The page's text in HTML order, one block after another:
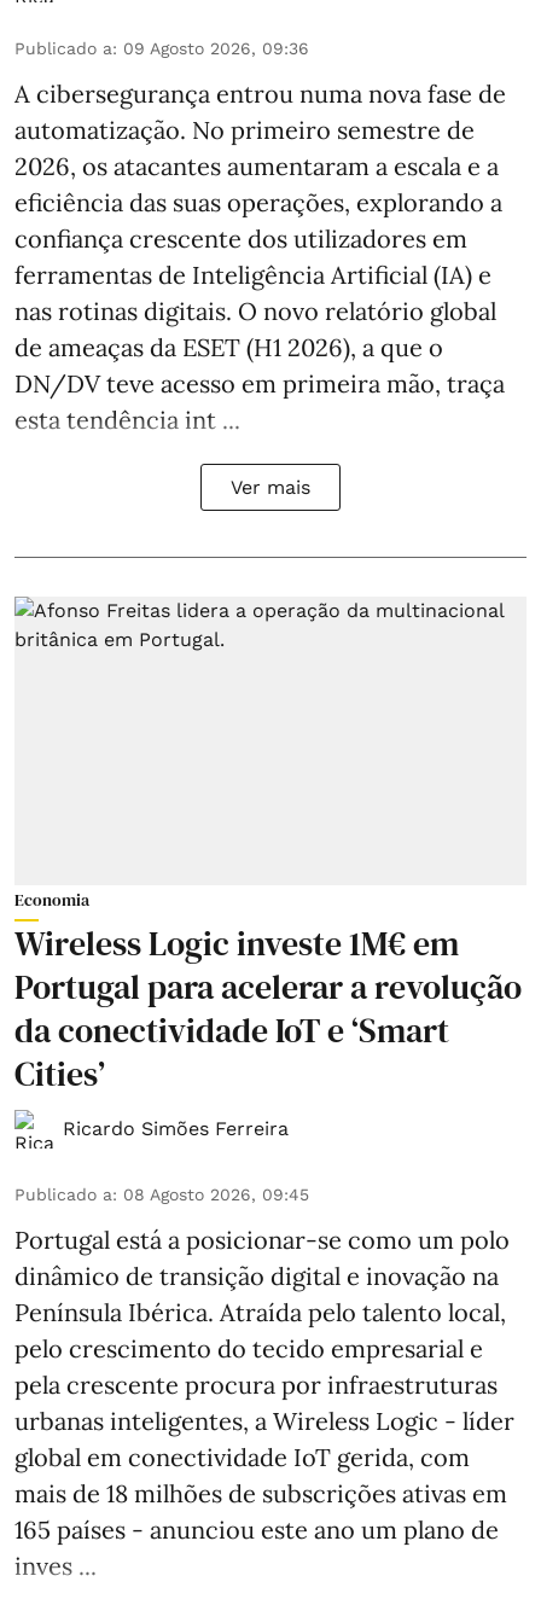
Publicado a: 09 Agosto 2026, 09:36
A cibersegurança entrou numa nova fase de
automatização. No primeiro semestre de
2026, os atacantes aumentaram a escala e a
eficiência das suas operações, explorando a
confiança crescente dos utilizadores em
ferramentas de Inteligência Artificial (IA) e
nas rotinas digitais. O novo relatório global
de ameaças da ESET (H1 2026), a que o
DN/DV teve acesso em primeira mão, traça
esta tendência int ...
Ver mais
Economia
Wireless Logic investe 1M€ em
Portugal para acelerar a revolução
da conectividade IoT e ‘Smart
Cities’
Ricardo Simões Ferreira
Publicado a: 08 Agosto 2026, 09:45
Portugal está a posicionar-se como um polo
dinâmico de transição digital e inovação na
Península Ibérica. Atraída pelo talento local,
pelo crescimento do tecido empresarial e
pela crescente procura por infraestruturas
urbanas inteligentes, a Wireless Logic - líder
global em conectividade IoT gerida, com
mais de 18 milhões de subscrições ativas em
165 países - anunciou este ano um plano de
inves ...